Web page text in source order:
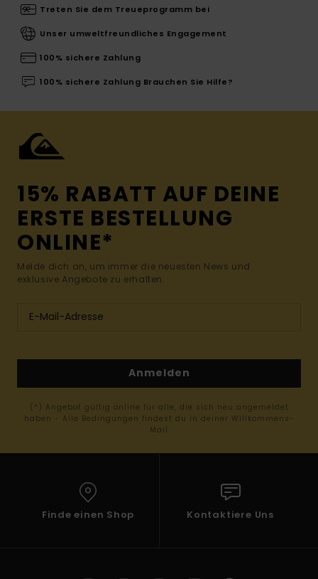
Treten Sie dem Treueprogramm bei
Unser umweltfreundliches Engagement
100% sichere Zahlung
100% sichere Zahlung Brauchen Sie Hilfe?
15% RABATT AUF DEINE
ERSTE BESTELLUNG
ONLINE*
Melde dich an, um immer die neuesten News und
exklusive Angebote zu erhalten.
Anmelden
(*) Angebot gültig online für alle, die sich neu angemeldet
haben - Alle Bedingungen findest du in deiner Willkommens-
Mail
Finde einen Shop Kontaktiere Uns